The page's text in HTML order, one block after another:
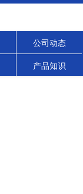
公司动态
产品知识